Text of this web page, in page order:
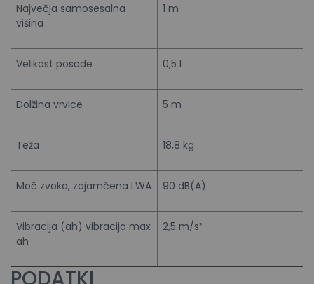
Največja samosesalna
višina
1 m
Velikost posode 0,5 l
Dolžina vrvice 5 m
Teža 18,8 kg
Moč zvoka, zajamčena LWA 90 dB(A)
Vibracija (ah) vibracija max
ah
2,5 m/s²